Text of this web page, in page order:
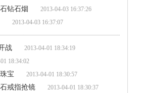
钻石烟 2013-04-03 16:37:26
2013-04-03 16:37:07
战 2013-04-01 18:34:19
18:34:02
宝 2013-04-01 18:30:57
戒指抢镜 2013-04-01 18:30:37